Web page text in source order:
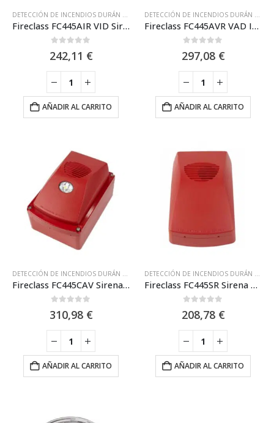
DETECCIÓN DE INCENDIOS DURÁN ELECTRÓNICA ,DURAN ELECTRÓNICA,FIRECLASS
Fireclass FC445AIR VID Sirena con Flash VID exterior analógica de pared. Certif. EN54-3, EN54-17. Roja. IP55
242,11 €
AÑADIR AL CARRITO
DETECCIÓN DE INCENDIOS DURÁN ELECTRÓNICA
Fireclass FC445AVR VAD IP Sirena + Flash (VAD) de Pared, Direccionable de 16 Tonos. Roja IP55
297,08 €
AÑADIR AL CARRITO
DETECCIÓN DE INCENDIOS DURÁN ELECTRÓNICA ,DURAN ELECTRÓNICA,FIRECLASS
Fireclass FC445CAV Sirena con Flash VAD exterior analógica de pared. Certif. EN54-3, EN54-17. Roja. IP55
310,98 €
AÑADIR AL CARRITO
DETECCIÓN DE INCENDIOS DURÁN ELECTRÓNICA
Fireclass FC445SR Sirena de Pared Direccionable de 16 Tonos. Roja IP55
208,78 €
AÑADIR AL CARRITO